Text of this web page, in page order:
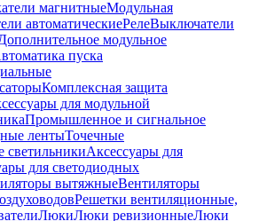
магнитныеМодульная
автоматическиеРелеВыключатели
модульное
пуска
Комплексная защита
для модульной
Промышленное и сигнальное
лентыТочечные
светильникиАксессуары для
для светодиодных
вытяжныеВентиляторы
Решетки вентиляционные,
ЛюкиЛюки ревизионныеЛюки